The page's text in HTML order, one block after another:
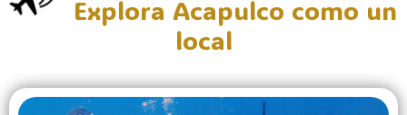
Explora Acapulco como un
local